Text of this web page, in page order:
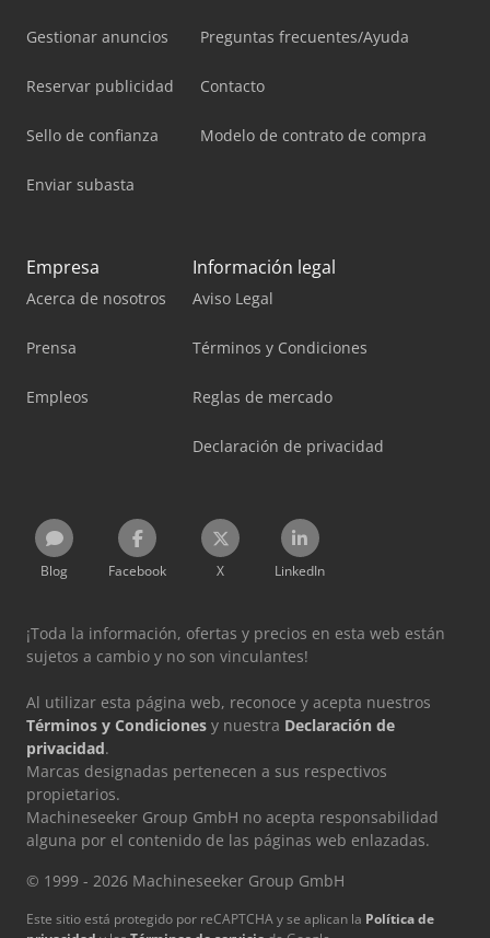
Gestionar anuncios
Reservar publicidad
Sello de confianza
Enviar subasta
Preguntas frecuentes/Ayuda
Contacto
Modelo de contrato de compra
Empresa
Acerca de nosotros
Prensa
Empleos
Información legal
Aviso Legal
Términos y Condiciones
Reglas de mercado
Declaración de privacidad
Blog Facebook X LinkedIn
¡Toda la información, ofertas y precios en esta web están
sujetos a cambio y no son vinculantes!
Al utilizar esta página web, reconoce y acepta nuestros
Términos y Condiciones y nuestra Declaración de
privacidad.
Marcas designadas pertenecen a sus respectivos
propietarios.
Machineseeker Group GmbH no acepta responsabilidad
alguna por el contenido de las páginas web enlazadas.
© 1999 - 2026 Machineseeker Group GmbH
Este sitio está protegido por reCAPTCHA y se aplican la Política de